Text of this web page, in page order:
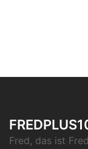
Fred, das ist